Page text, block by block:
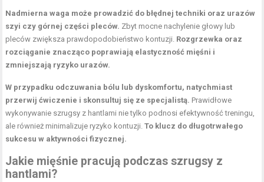
Nadmierna waga może prowadzić do błędnej techniki oraz urazów
szyi czy górnej części pleców. Zbyt mocne nachylenie głowy lub
pleców zwiększa prawdopodobieństwo kontuzji. Rozgrzewka oraz
rozciąganie znacząco poprawiają elastyczność mięśni i
zmniejszają ryzyko urazów.
W przypadku odczuwania bólu lub dyskomfortu, natychmiast
przerwij ćwiczenie i skonsultuj się ze specjalistą. Prawidłowe
wykonywanie szrugsy z hantlami nie tylko podnosi efektywność treningu,
ale również minimalizuje ryzyko kontuzji.To klucz do długotrwałego
sukcesu w aktywności fizycznej.
Jakie mięśnie pracują podczas szrugsy z
hantlami?